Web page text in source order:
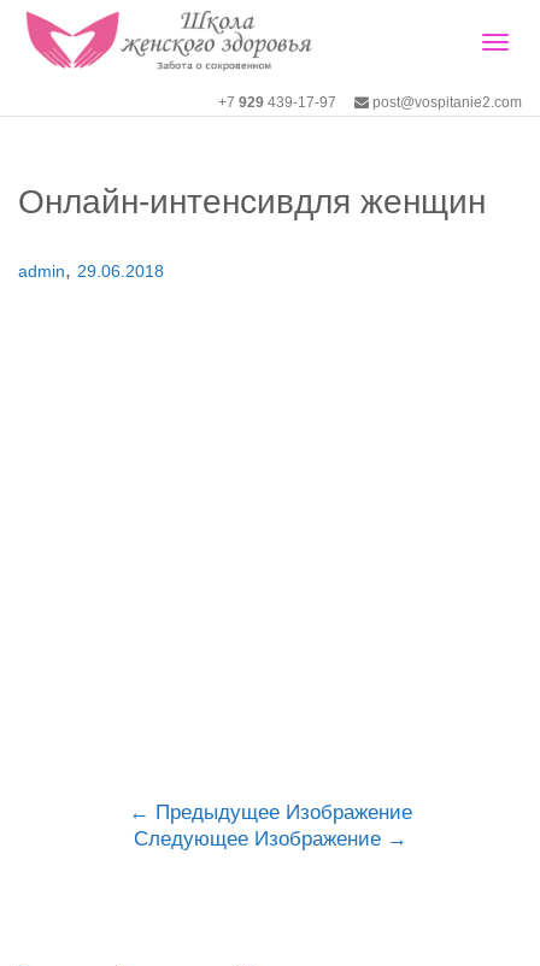
+7 929 439-17-97 post@vospitanie2.com
Онлайн-интенсивдля женщин
admin, 29.06.2018
Предыдущее Изображение
Следующее Изображение